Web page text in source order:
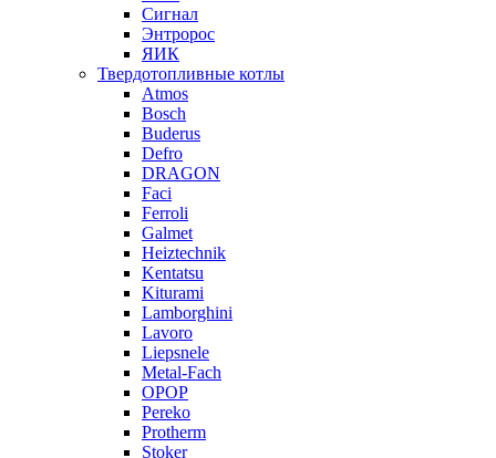
Сигнал
Энтророс
ЯИК
Твердотопливные котлы
Atmos
Bosch
Buderus
Defro
DRAGON
Faci
Ferroli
Galmet
Heiztechnik
Kentatsu
Kiturami
Lamborghini
Lavoro
Liepsnele
Metal-Fach
OPOP
Pereko
Protherm
Stoker